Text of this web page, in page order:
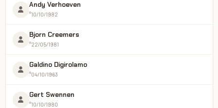
Andy Verhoeven
°10/10/1982
Bjorn Creemers
°22/05/1981
Galdino Digirolamo
°04/10/1963
Gert Swennen
°10/10/1980